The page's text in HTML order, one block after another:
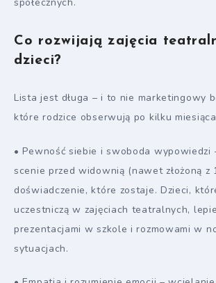
Co rozwijają zajęcia
dzieci?
Lista jest długa – i to nie marketingowy
które rodzice obserwują po kilku
• Pewność siebie i swoboda wypowiedzi
scenie przed widownią (nawet złożoną z
doświadczenie, które zostaje. Dzieci,
uczestniczą w zajęciach teatralnych,
prezentacjami w szkole i rozmowami w
sytuacjach.